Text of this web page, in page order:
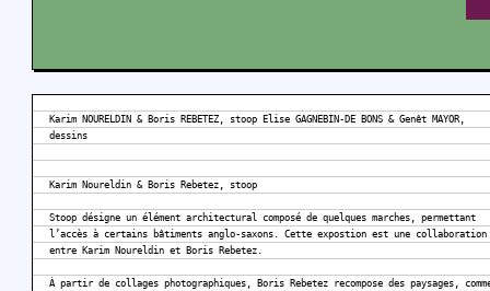
Karim NOURELDIN & Boris REBETEZ, stoop Elise GAGNEBIN-DE BONS & Genêt MAYOR,
dessins
Karim Noureldin & Boris Rebetez, stoop
Stoop désigne un élément architectural composé de quelques marches, permettant
l’accès à certains bâtiments anglo-saxons. Cette expostion est une collaboration
entre Karim Noureldin et Boris Rebetez.
À partir de collages photographiques, Boris Rebetez recompose des paysages,